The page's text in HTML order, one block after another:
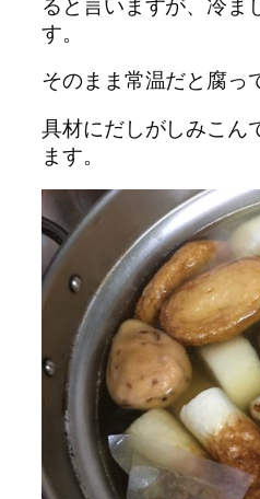
す。
そのまま常温だと腐っ
具材にだしがしみこん
ます。